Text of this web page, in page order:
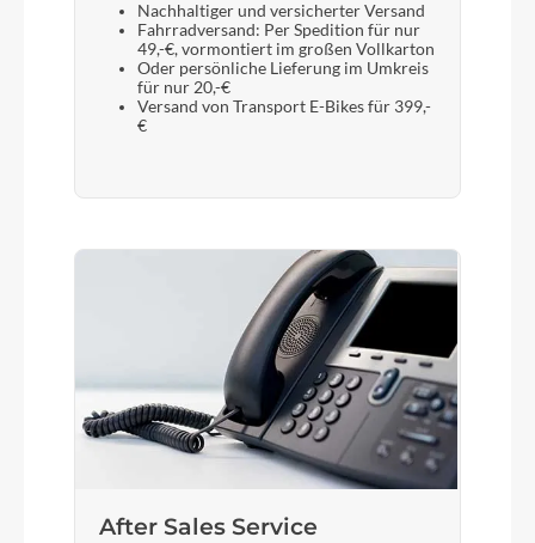
Nachhaltiger und versicherter Versand
Fahrradversand: Per Spedition für nur
49,-€, vormontiert im großen Vollkarton
Oder persönliche Lieferung im Umkreis
für nur 20,-€
Versand von Transport E-Bikes für 399,-
€
After Sales Service